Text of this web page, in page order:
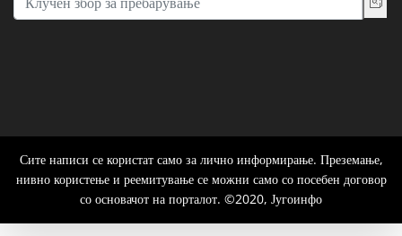
Сите написи се користат само за лично информирање. Преземање,
нивно користење и реемитување се можни само со посебен договор
со основачот на порталот. ©2020, Југоинфо